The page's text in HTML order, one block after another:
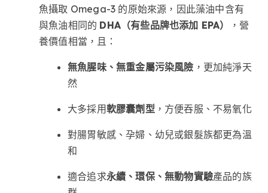
魚攝取 Omega-3 的原始來源，因此藻油中含有
與魚油相同的 DHA（有些品牌也添加 EPA）
，營
養價值相當，且：
無魚腥味、無重金屬污染風險 ，更加純淨天
然
大多採用軟膠囊劑型，方便吞服、不易氧化
對腸胃敏感、孕婦、幼兒或銀髮族都更為溫
和
適合追求永續、環保、無動物實驗產品的族